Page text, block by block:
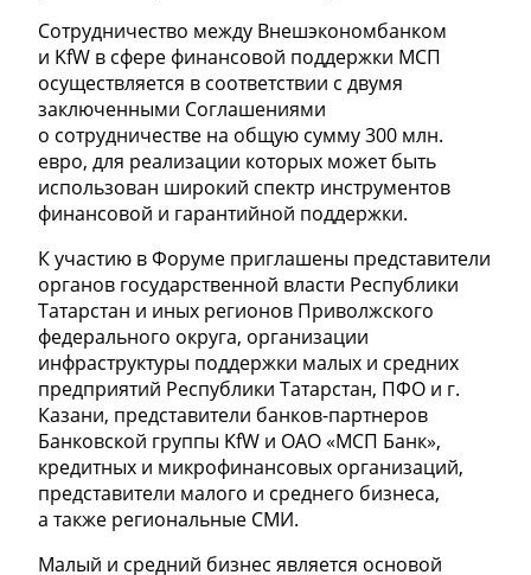
Сотрудничество между Внешэкономбанком
и KfW в сфере финансовой поддержки МСП
осуществляется в соответствии с двумя
заключенными Соглашениями
о сотрудничестве на общую сумму 300 млн.
евро, для реализации которых может быть
использован широкий спектр инструментов
финансовой и гарантийной поддержки.
К участию в Форуме приглашены представители
органов государственной власти Республики
Татарстан и иных регионов Приволжского
федерального округа, организации
инфраструктуры поддержки малых и средних
предприятий Республики Татарстан, ПФО и г.
Казани, представители банков-партнеров
Банковской группы KfW и ОАО «МСП Банк»,
кредитных и микрофинансовых организаций,
представители малого и среднего бизнеса,
а также региональные СМИ.
Малый и средний бизнес является основой